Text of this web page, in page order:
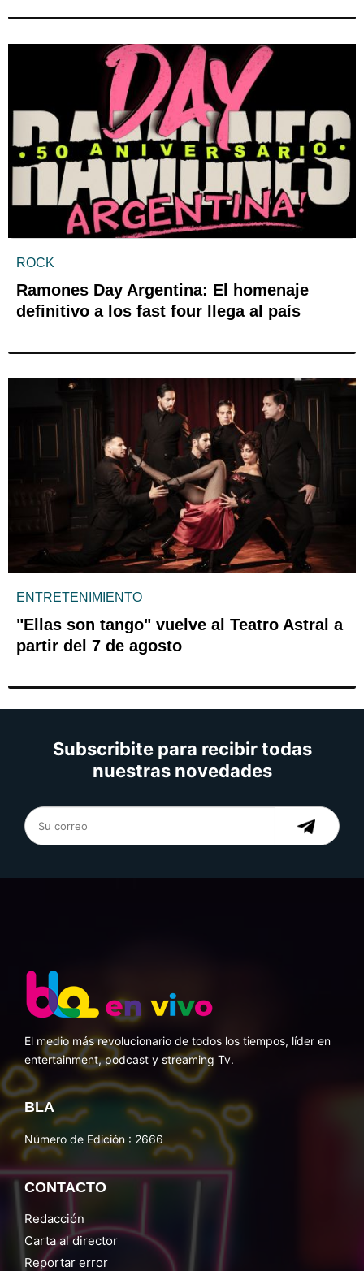
ROCK
Ramones Day Argentina: El homenaje
definitivo a los fast four llega al país
ENTRETENIMIENTO
"Ellas son tango" vuelve al Teatro Astral a
partir del 7 de agosto
Subscribite para recibir todas
nuestras novedades
El medio más revolucionario de todos los tiempos, líder en
entertainment, podcast y streaming Tv.
BLA
Número de Edición : 2666
CONTACTO
Redacción
Carta al director
Reportar error